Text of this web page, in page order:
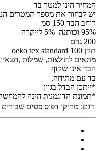
המחיר הינו למטר בד
יש לבחור את מספר המטרים
רוחב הבד 150 סמ
95% וכותנה 5% לייקרה
200 גרם
תקן oeko tex standard 100
מתאים לחולצות, שמלות
הבד אינו שקוף
בד עם מתיחה.
*ייתכן הבדל בגוון
*תמונת הדוגמנית הינה
דגם: טריקו דפוס פסים